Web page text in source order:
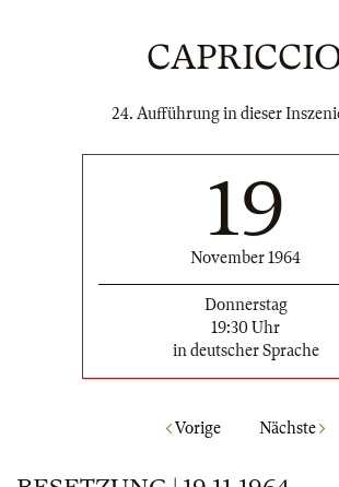
24. Aufführung in dieser
19
November 1964
Donnerstag
19:30 Uhr
in deutscher Sprache
Vorige Nächste